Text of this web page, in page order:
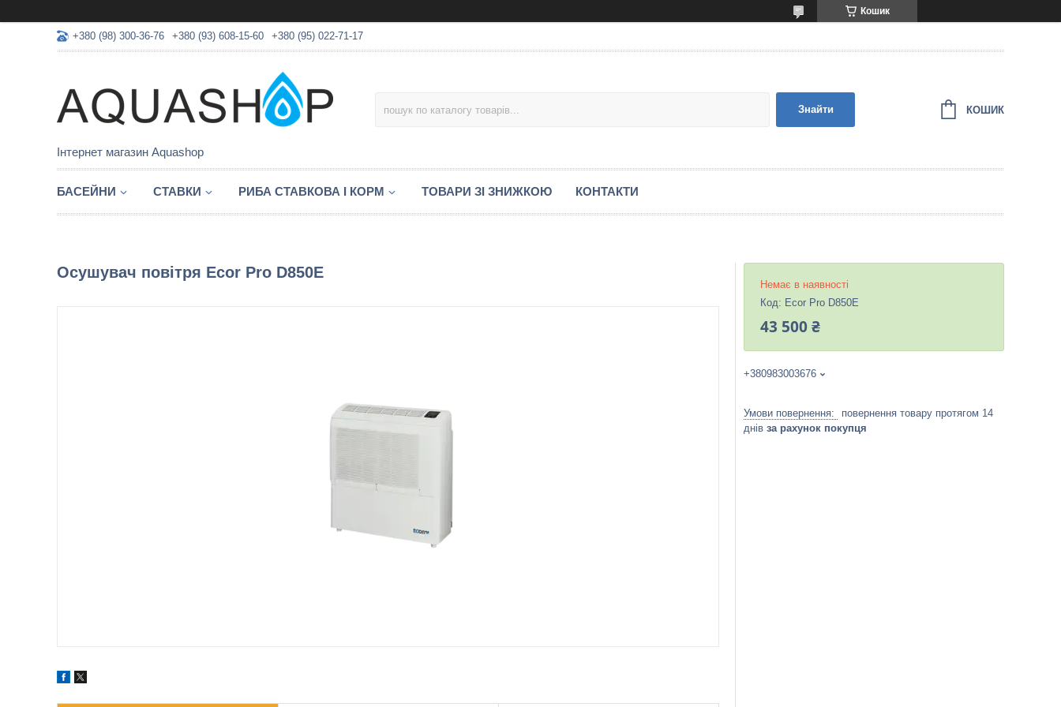
Кошик
+380 (98) 300-36-76 +380 (93) 608-15-60 +380 (95) 022-71-17
Інтернет магазин Aquashop
Знайти КОШИК
БАСЕЙНИ СТАВКИ РИБА СТАВКОВА І КОРМ ТОВАРИ ЗІ ЗНИЖКОЮ КОНТАКТИ
Осушувач повітря Ecor Pro D850E
Немає в наявності
Код: Ecor Pro D850E
43 500 ₴
+380983003676
повернення товару протягом 14
днів за рахунок покупця